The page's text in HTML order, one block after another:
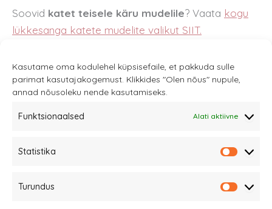
Kasutame oma kodulehel küpsisefaile, et pakkuda sulle
parimat kasutajakogemust. Klikkides "Olen nõus" nupule,
annad nõusoleku nende kasutamiseks.
Funktsionaalsed Alati aktiivne
Statistika
Turundus
Soovid katet teisele käru mudelile? Vaata kogu
lükkesanga katete mudelite valikut SIIT.